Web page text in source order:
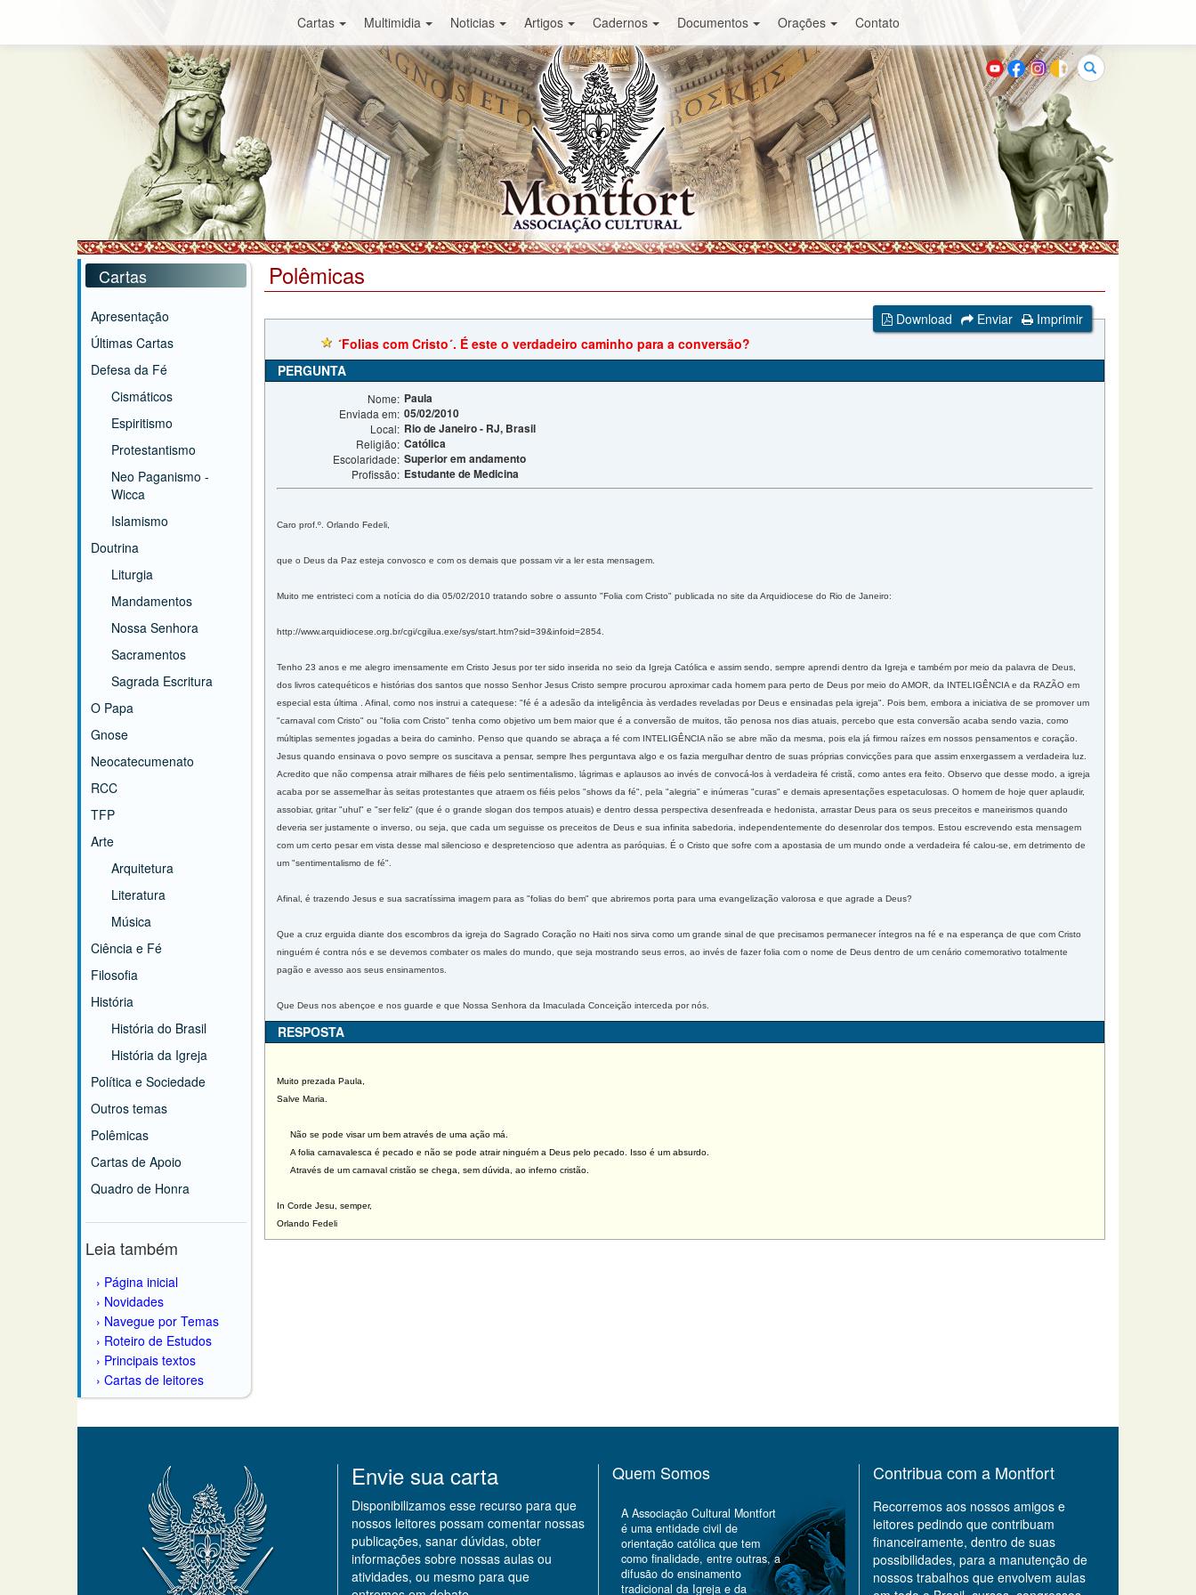
Cartas Multimidia Noticias Artigos Cadernos Documentos Orações Contato
Buscar
Cartas
Apresentação
Últimas Cartas
Defesa da Fé
Cismáticos
Espiritismo
Protestantismo
Neo Paganismo -
Wicca
Islamismo
Doutrina
Liturgia
Mandamentos
Nossa Senhora
Sacramentos
Sagrada Escritura
O Papa
Gnose
Neocatecumenato
RCC
TFP
Arte
Arquitetura
Literatura
Música
Ciência e Fé
Filosofia
História
História do Brasil
História da Igreja
Política e Sociedade
Outros temas
Polêmicas
Cartas de Apoio
Quadro de Honra
Leia também
Página inicial
Novidades
Navegue por Temas
Roteiro de Estudos
Principais textos
Cartas de leitores
Polêmicas
Download Enviar
Imprimir
´Folias com Cristo´. É este o verdadeiro caminho para a conversão?
PERGUNTA
Nome: Paula
Enviada em: 05/02/2010
Local: Rio de Janeiro - RJ, Brasil
Religião: Católica
Escolaridade: Superior em andamento
Profissão: Estudante de Medicina
Caro prof.º. Orlando Fedeli,
que o Deus da Paz esteja convosco e com os demais que possam vir a ler esta mensagem.
Muito me entristeci com a notícia do dia 05/02/2010 tratando sobre o assunto "Folia com Cristo" publicada no site da Arquidiocese do Rio de Janeiro:
http://www.arquidiocese.org.br/cgi/cgilua.exe/sys/start.htm?sid=39&infoid=2854.
Tenho 23 anos e me alegro imensamente em Cristo Jesus por ter sido inserida no seio da Igreja Católica e assim sendo, sempre aprendi dentro da Igreja e também por meio da palavra de Deus,
dos livros catequéticos e histórias dos santos que nosso Senhor Jesus Cristo sempre procurou aproximar cada homem para perto de Deus por meio do AMOR, da INTELIGÊNCIA e da RAZÃO em
especial esta última . Afinal, como nos instrui a catequese: "fé é a adesão da inteligência às verdades reveladas por Deus e ensinadas pela igreja". Pois bem, embora a iniciativa de se promover um
"carnaval com Cristo" ou "folia com Cristo" tenha como objetivo um bem maior que é a conversão de muitos, tão penosa nos dias atuais, percebo que esta conversão acaba sendo vazia, como
múltiplas sementes jogadas a beira do caminho. Penso que quando se abraça a fé com INTELIGÊNCIA não se abre mão da mesma, pois ela já firmou raízes em nossos pensamentos e coração.
Jesus quando ensinava o povo sempre os suscitava a pensar, sempre lhes perguntava algo e os fazia mergulhar dentro de suas próprias convicções para que assim enxergassem a verdadeira luz.
Acredito que não compensa atrair milhares de fiéis pelo sentimentalismo, lágrimas e aplausos ao invés de convocá-los à verdadeira fé cristã, como antes era feito. Observo que desse modo, a igreja
acaba por se assemelhar às seitas protestantes que atraem os fiéis pelos "shows da fé", pela "alegria" e inúmeras "curas" e demais apresentações espetaculosas. O homem de hoje quer aplaudir,
assobiar, gritar "uhul" e "ser feliz" (que é o grande slogan dos tempos atuais) e dentro dessa perspectiva desenfreada e hedonista, arrastar Deus para os seus preceitos e maneirismos quando
deveria ser justamente o inverso, ou seja, que cada um seguisse os preceitos de Deus e sua infinita sabedoria, independentemente do desenrolar dos tempos. Estou escrevendo esta mensagem
com um certo pesar em vista desse mal silencioso e despretencioso que adentra as paróquias. É o Cristo que sofre com a apostasia de um mundo onde a verdadeira fé calou-se, em detrimento de
um "sentimentalismo de fé".
Afinal, é trazendo Jesus e sua sacratíssima imagem para as "folias do bem" que abriremos porta para uma evangelização valorosa e que agrade a Deus?
Que a cruz erguida diante dos escombros da igreja do Sagrado Coração no Haiti nos sirva como um grande sinal de que precisamos permanecer íntegros na fé e na esperança de que com Cristo
ninguém é contra nós e se devemos combater os males do mundo, que seja mostrando seus erros, ao invés de fazer folia com o nome de Deus dentro de um cenário comemorativo totalmente
pagão e avesso aos seus ensinamentos.
Que Deus nos abençoe e nos guarde e que Nossa Senhora da Imaculada Conceição interceda por nós.
RESPOSTA
Muito prezada Paula,
Salve Maria.
Não se pode visar um bem através de uma ação má.
A folia carnavalesca é pecado e não se pode atrair ninguém a Deus pelo pecado. Isso é um absurdo.
Através de um carnaval cristão se chega, sem dúvida, ao inferno cristão.
In Corde Jesu, semper,
Orlando Fedeli
Envie sua carta
Disponibilizamos esse recurso para que
nossos leitores possam comentar nossas
publicações, sanar dúvidas, obter
informações sobre nossas aulas ou
atividades, ou mesmo para que
Quem Somos
A Associação Cultural Montfort
é uma entidade civil de
orientação católica que tem
como finalidade, entre outras, a
difusão do ensinamento
tradicional da Igreja e da
Contribua com a Montfort
Recorremos aos nossos amigos e
leitores pedindo que contribuam
financeiramente, dentro de suas
possibilidades, para a manutenção de
nossos trabalhos que envolvem aulas